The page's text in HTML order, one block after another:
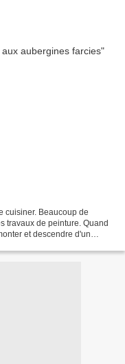
cuisiner. Beaucoup de
travaux de peinture. Quand
et descendre d'un